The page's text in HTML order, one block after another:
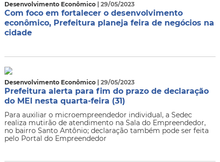
Desenvolvimento Econômico | 29/05/2023
Com foco em fortalecer o desenvolvimento
econômico, Prefeitura planeja feira de negócios na
cidade
Desenvolvimento Econômico | 29/05/2023
Prefeitura alerta para fim do prazo de declaração
do MEI nesta quarta-feira (31)
Para auxiliar o microempreendedor individual, a Sedec
realiza mutirão de atendimento na Sala do Empreendedor,
no bairro Santo Antônio; declaração também pode ser feita
pelo Portal do Empreendedor